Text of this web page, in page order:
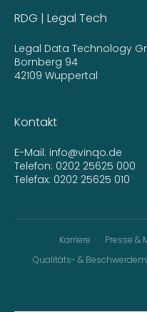
RDG | Legal Tech
Legal Data Technology
Bornberg 94
42109 Wuppertal
Kontakt
E-Mail: info@vinqo.de
Telefon: 0202 25625 000
Telefax: 0202 25625 010
Karriere Presse &
Qualitäts- &